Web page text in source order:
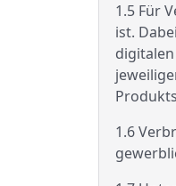
1.5 Für
ist.
1.6